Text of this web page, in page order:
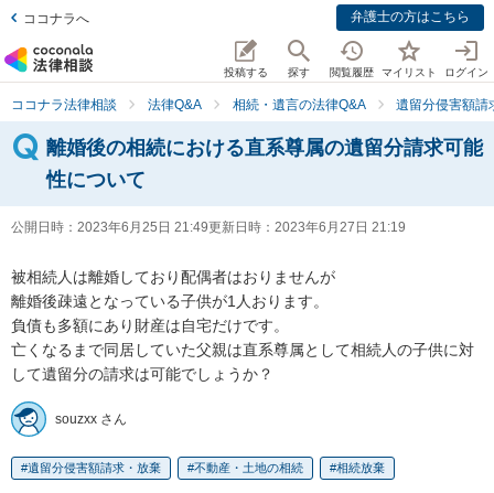
ココナラへ 弁護士の方はこちら
投稿する 探す 閲覧履歴 マイリスト ログイン
ココナラ法律相談 法律Q&A 相続・遺言の法律Q&A 遺留分侵害額請
離婚後の相続における直系尊属の遺留分請求可能
性について
公開日時： 2023年6月25日 21:49更新日時： 2023年6月27日 21:19
被相続人は離婚しており配偶者はおりませんが
離婚後疎遠となっている子供が1人おります。
負債も多額にあり財産は自宅だけです。
亡くなるまで同居していた父親は直系尊属として相続人の子供に対
して遺留分の請求は可能でしょうか？
souzxx さん
遺留分侵害額請求・放棄 不動産・土地の相続 相続放棄